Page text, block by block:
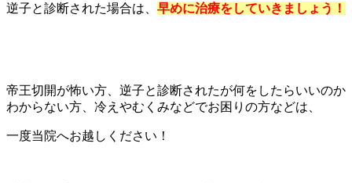
逆子と診断された場合は、 早めに治療をしていきましょう！
帝王切開が怖い方、逆子と診断されたが何をしたらいいのか
わからない方、冷えやむくみなどでお困りの方などは、
一度当院へお越しください！